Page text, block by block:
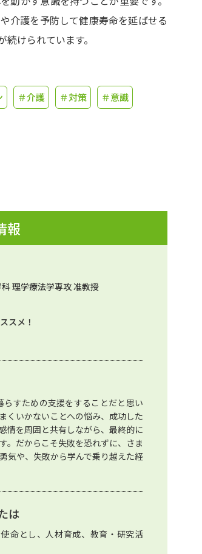
ユーザーサポート
資料の料金のお支払いについて
個人情報取扱規定
介護を予防して健康寿命を延ばせる
けられています。
＃介護 ＃対策 ＃意識
報
理学療法学専攻 准教授
スメ！
すための支援をすることだと思い
くいかないことへの悩み、成功した
情を周囲と共有しながら、最終的に
。だからこそ失敗を恐れずに、さま
気や、失敗から学んで乗り越えた経
は
命とし、人材育成、教育・研究活